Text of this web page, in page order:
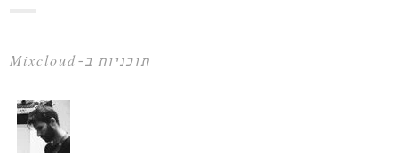
תוכניות ב-Mixcloud